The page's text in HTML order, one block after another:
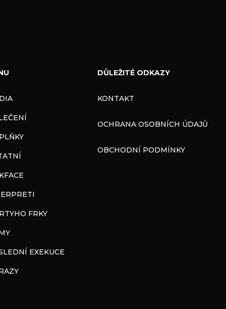
FRKY
EXEKUCE
DŮLEŽITÉ ODKAZY
KONTAKT
OCHRANA OSOBNÍCH ÚDAJŮ
OBCHODNÍ PODMÍNKY